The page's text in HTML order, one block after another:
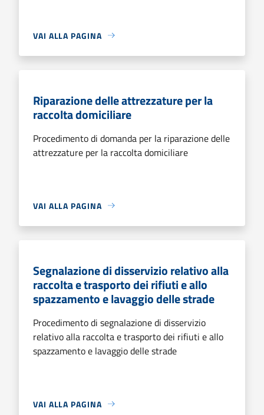
VAI ALLA PAGINA
Riparazione delle attrezzature per la
raccolta domiciliare
Procedimento di domanda per la riparazione delle
attrezzature per la raccolta domiciliare
VAI ALLA PAGINA
Segnalazione di disservizio relativo alla
raccolta e trasporto dei rifiuti e allo
spazzamento e lavaggio delle strade
Procedimento di segnalazione di disservizio
relativo alla raccolta e trasporto dei rifiuti e allo
spazzamento e lavaggio delle strade
VAI ALLA PAGINA